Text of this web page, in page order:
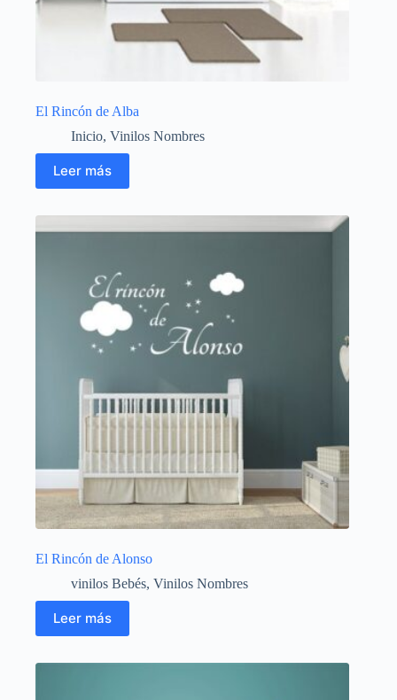
El Rincón de Alba
Inicio, Vinilos Nombres
Leer más
El Rincón de Alonso
vinilos Bebés, Vinilos Nombres
Leer más